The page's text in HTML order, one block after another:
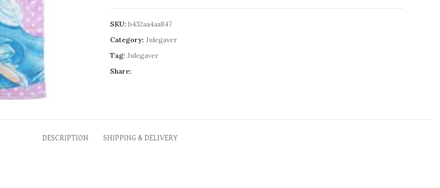
SKU: b432aa4aa847
Category: Julegaver
Tag: Julegaver
Share:
DESCRIPTION SHIPPING & DELIVERY